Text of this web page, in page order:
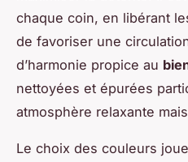
chaque coin, en libérant
de favoriser une
d’harmonie propice au
nettoyées et épurées
atmosphère relaxante
Le choix des couleurs